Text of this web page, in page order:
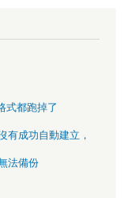
式都跑掉了
有成功自動建立，
法備份